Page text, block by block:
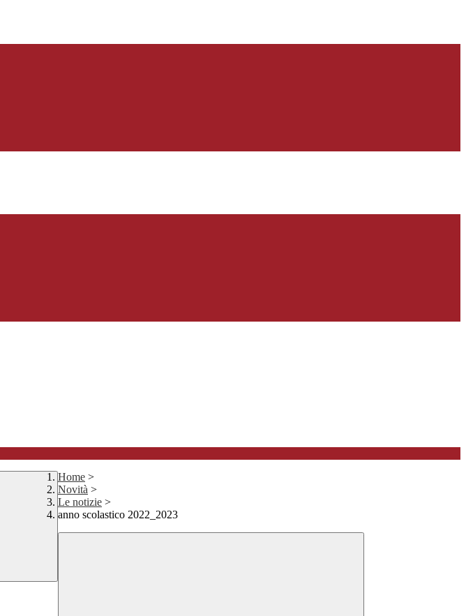
Home >
Novità >
Le notizie >
anno scolastico 2022_2023